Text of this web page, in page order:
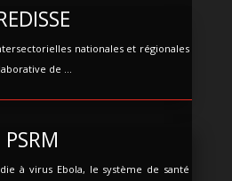
nationales et régionales
de ...
PSRM
à virus Ebola, le système de santé